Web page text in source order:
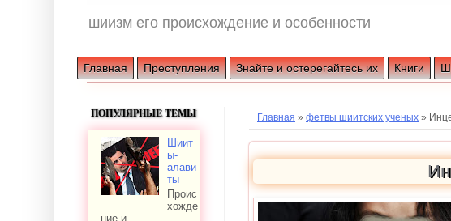
шиизм его происхождение и особенности
Главная Преступления Знайте и остерегайтесь их Книги
Главная » фетвы шиитских ученых »
ПОПУЛЯРНЫЕ ТЕМЫ
Шиит
ы-
алави
ты
Проис
хожде
ние и